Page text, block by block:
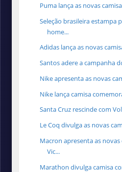
Puma lança as novas
Seleção brasileira estampa
home...
Adidas lança as novas
Santos adere a campanha
Nike apresenta as novas
Nike lança camisa
Santa Cruz rescinde com
Le Coq divulga as novas
Macron apresenta as
Vic...
Marathon divulga camisa